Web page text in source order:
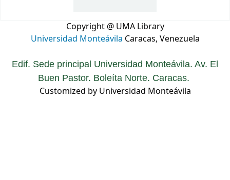
Copyright @ UMA Library
Universidad Monteávila Caracas, Venezuela
Edif. Sede principal Universidad Monteávila. Av. El
Buen Pastor. Boleíta Norte. Caracas.
Customized by Universidad Monteávila